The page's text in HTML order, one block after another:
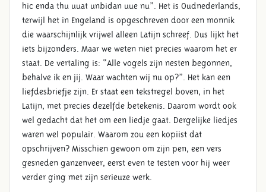
hic enda thu uuat unbidan uue nu”. Het is Oudnederlands,
terwijl het in Engeland is opgeschreven door een monnik
die waarschijnlijk vrijwel alleen Latijn schreef. Dus lijkt het
iets bijzonders. Maar we weten niet precies waarom het er
staat. De vertaling is: “Alle vogels zijn nesten begonnen,
behalve ik en jij. Waar wachten wij nu op?”. Het kan een
liefdesbriefje zijn. Er staat een tekstregel boven, in het
Latijn, met precies dezelfde betekenis. Daarom wordt ook
wel gedacht dat het om een liedje gaat. Dergelijke liedjes
waren wel populair. Waarom zou een kopiist dat
opschrijven? Misschien gewoon om zijn pen, een vers
gesneden ganzenveer, eerst even te testen voor hij weer
verder ging met zijn serieuze werk.